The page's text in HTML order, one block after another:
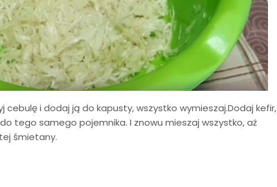
i dodaj ją do kapusty, wszystko wymieszaj.Dodaj kefir,
tego samego pojemnika. I znowu mieszaj wszystko, aż
śmietany.